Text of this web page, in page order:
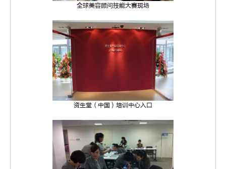
全球美容顾问技能大赛现场
资生堂（中国）培训中心入口